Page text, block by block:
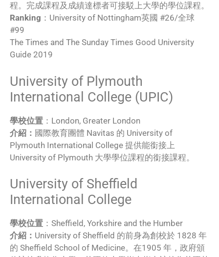
程。完成課程及成績達標者可接駁上大學的學位課程。
Ranking ：University of Nottingham英國 #26/全球
#99
The Times and The Sunday Times Good University
Guide 2019
University of Plymouth
International College (UPIC)
學校位置 ：London, Greater London
介紹： 國際教育團體 Navitas 的 University of
Plymouth International College 提供能銜接上
University of Plymouth 大學學位課程的銜接課程。
University of Sheffield
International College
學校位置 ：Sheffield, Yorkshire and the Humber
介紹： University of Sheffield 的前身為創校於 1828 年
的 Sheffield School of Medicine。在1905 年，政府頒